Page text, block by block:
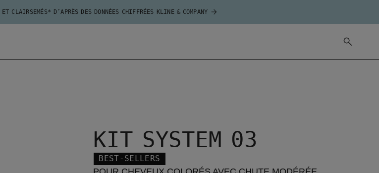
CLAIRSEMÉS* D’APRÈS DES DONNÉES CHIFFRÉES KLINE & COMPANY
KIT SYSTEM 03
BEST-SELLERS